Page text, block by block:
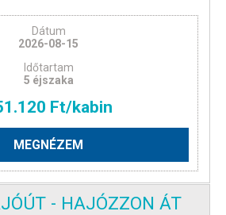
Dátum
2026-08-15
Időtartam
5 éjszaka
Ft/kabin
MEGNÉZEM
- HAJÓZZON ÁT